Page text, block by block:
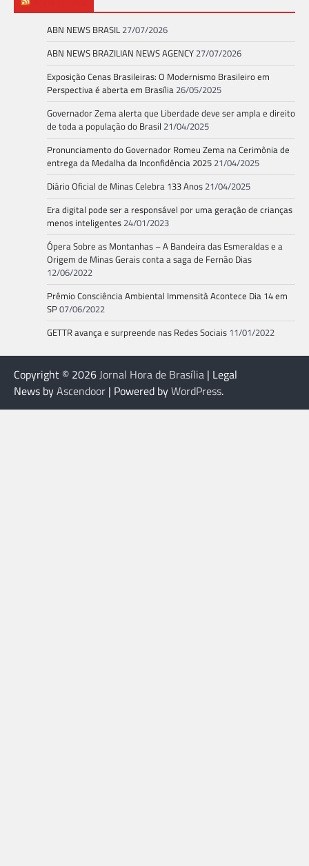
ABN NEWS BRASIL 27/07/2026
ABN NEWS BRAZILIAN NEWS AGENCY 27/07/2026
Exposição Cenas Brasileiras: O Modernismo Brasileiro em
Perspectiva é aberta em Brasília 26/05/2025
Governador Zema alerta que Liberdade deve ser ampla e direito
de toda a população do Brasil 21/04/2025
Pronunciamento do Governador Romeu Zema na Cerimônia de
entrega da Medalha da Inconfidência 2025 21/04/2025
Diário Oficial de Minas Celebra 133 Anos 21/04/2025
Era digital pode ser a responsável por uma geração de crianças
menos inteligentes 24/01/2023
Ópera Sobre as Montanhas – A Bandeira das Esmeraldas e a
Origem de Minas Gerais conta a saga de Fernão Dias
12/06/2022
Prêmio Consciência Ambiental Immensità Acontece Dia 14 em
SP07/06/2022
GETTR avança e surpreende nas Redes Sociais 11/01/2022
Copyright © 2026Jornal Hora de Brasília | Legal
News byAscendoor | Powered byWordPress.